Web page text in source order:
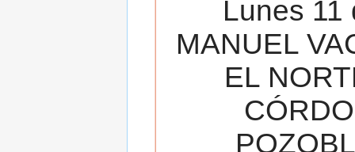
Lunes 11
MANUEL
EL